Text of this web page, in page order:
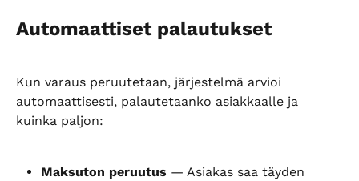
Automaattiset palautukset
Kun varaus peruutetaan, järjestelmä arvioi
automaattisesti, palautetaanko asiakkaalle ja
kuinka paljon:
Maksuton peruutus — Asiakas saa täyden